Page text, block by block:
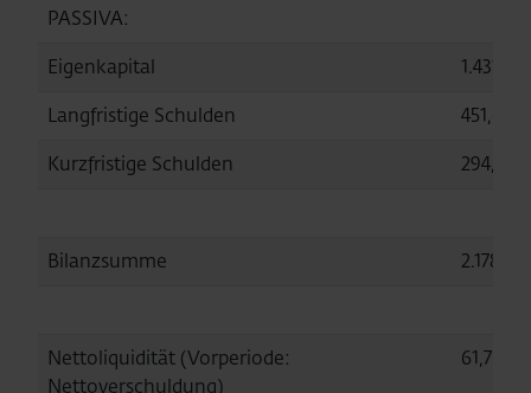
PASSIVA:
Eigenkapital
1.431,6
Langfristige Schulden
451,6
Kurzfristige Schulden
294,9
Bilanzsumme 2.178,1
Nettoliquidität (Vorperiode:
Nettoverschuldung)
61,7